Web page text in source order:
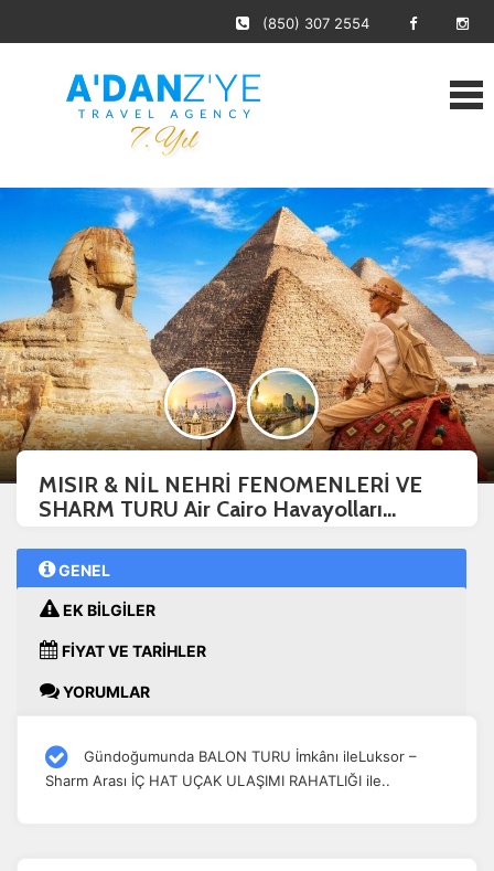
(850) 307 2554
MISIR & NİL NEHRİ FENOMENLERİ VE
SHARM TURU Air Cairo Havayolları...
GENEL
EK BİLGİLER
FİYAT VE TARİHLER
YORUMLAR
Gündoğumunda BALON TURU İmkânı ileLuksor –
Sharm Arası İÇ HAT UÇAK ULAŞIMI RAHATLIĞI ile..